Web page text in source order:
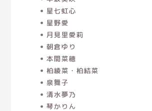
星七虹心
星野愛
月見里愛莉
朝倉ゆり
本間菜穂
柏綾菜・柏結菜
泉舞子
清水夢乃
琴かりん